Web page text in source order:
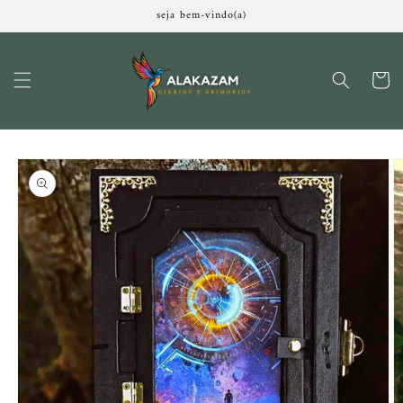
conteúdo
seja bem-vindo(a)
as
informações
do produto